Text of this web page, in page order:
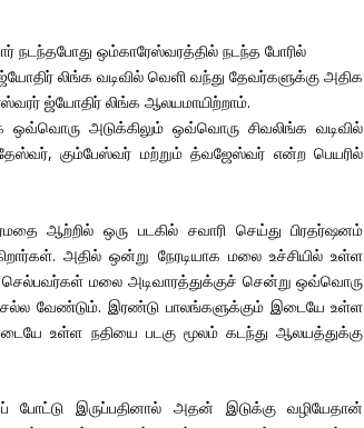
நடந்தபோது ஒம்காரேஸ்வரத்தில் நடந்த போரில்
லிங்க வடிவில் வெளி வந்து தேவர்களுக்கு அதிக
ஜ்யோதிர் லிங்க ஆலயமாயிற்றாம்.
அடுக்கிலும் ஒவ்வொரு சிவலிங்க வடிவில்
கும்பேஸ்வர் மற்றும் த்வஜேஸ்வர் என்ற பெயரில்
ஆற்றில் ஒரு படகில் சவாரி செய்து பிரதர்ஷனம்
அதில் ஒன்று நேரடியாக மலை உச்சியில் உள்ள
மலை அடிவாரத்துக்குச் சென்று ஒவ்வொரு
செல்ல வேண்டும். இரண்டு பாலங்களுக்கும் இடையே உள்ள
உள்ள நதியை படகு மூலம் கடந்து ஆலயத்துக்கு
போட்டு இருப்பதினால் அதன் இடுக்கு வழியேதான்